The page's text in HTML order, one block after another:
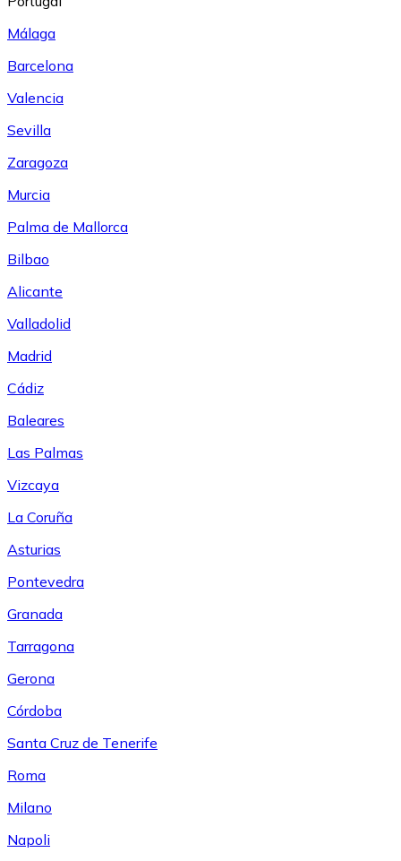
Málaga
Barcelona
Valencia
Sevilla
Zaragoza
Murcia
Palma de Mallorca
Bilbao
Alicante
Valladolid
Madrid
Cádiz
Baleares
Las Palmas
Vizcaya
La Coruña
Asturias
Pontevedra
Granada
Tarragona
Gerona
Córdoba
Santa Cruz de Tenerife
Roma
Milano
Napoli